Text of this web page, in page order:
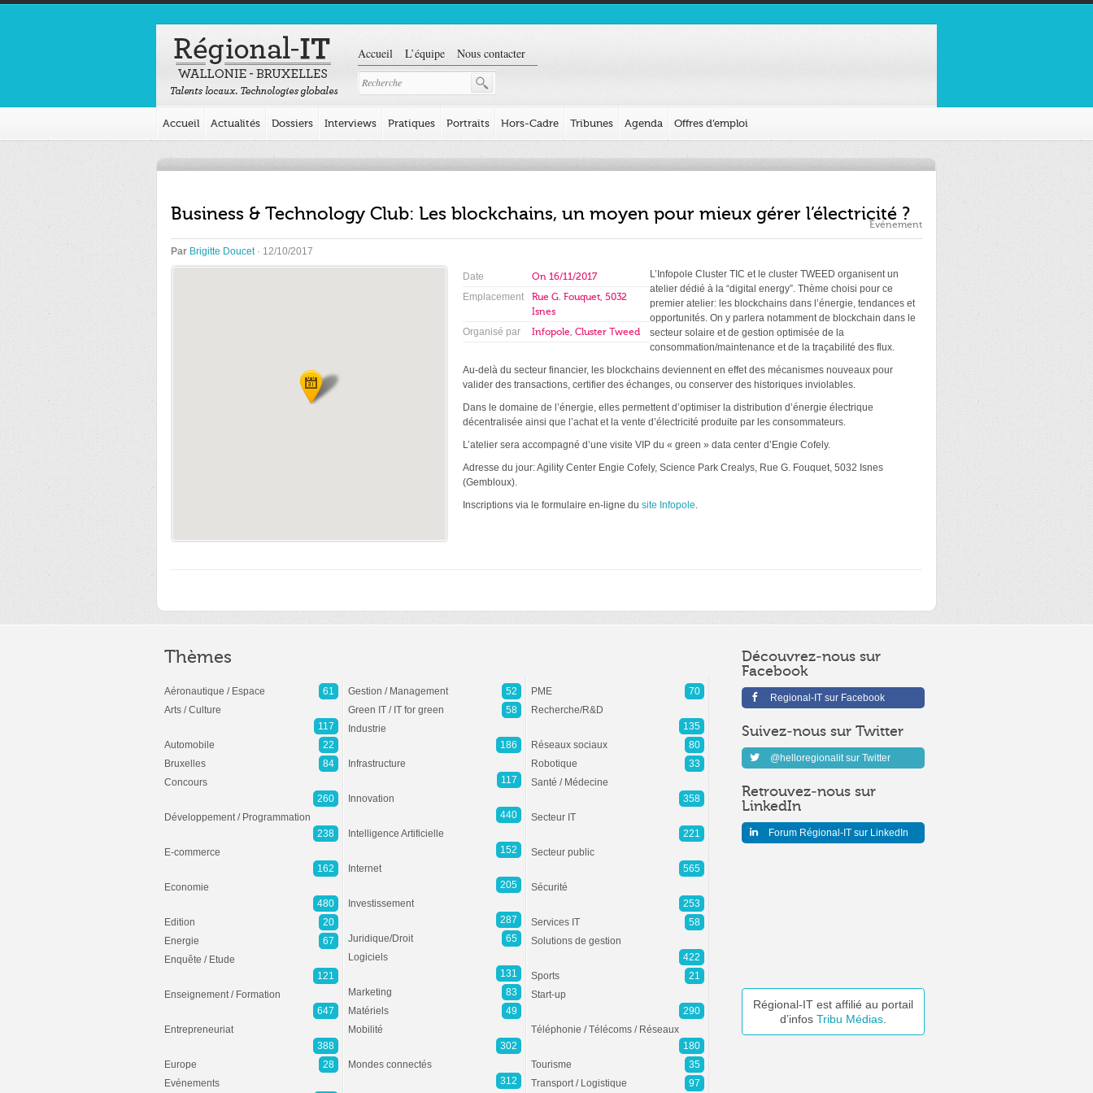
Accueil L’équipe Nous contacter
Accueil Actualités Dossiers Interviews Pratiques Portraits Hors-Cadre Tribunes Agenda Offres d’emploi
Business & Technology Club: Les blockchains, un moyen pour mieux gérer l’électricité ?
Événement
Par Brigitte Doucet· 12/10/2017
Date On 16/11/2017
Emplacement
Rue G. Fouquet, 5032
Isnes
Organisé par
Infopole, Cluster Tweed
L’Infopole Cluster TIC et le cluster TWEED organisent un
atelier dédié à la “digital energy”. Thème choisi pour ce
premier atelier: les blockchains dans l’énergie, tendances et
opportunités. On y parlera notamment de blockchain dans le
secteur solaire et de gestion optimisée de la
consommation/maintenance et de la traçabilité des flux.
Au-delà du secteur financier, les blockchains deviennent en effet des mécanismes nouveaux pour
valider des transactions, certifier des échanges, ou conserver des historiques inviolables.
Dans le domaine de l’énergie, elles permettent d’optimiser la distribution d’énergie électrique
décentralisée ainsi que l’achat et la vente d’électricité produite par les consommateurs.
L’atelier sera accompagné d’une visite VIP du « green » data center d’Engie Cofely.
Adresse du jour: Agility Center Engie Cofely, Science Park Crealys, Rue G. Fouquet, 5032 Isnes
(Gembloux).
Inscriptions via le formulaire en-ligne du site Infopole.
Découvrez-nous sur
Facebook
Regional-IT sur Facebook
Suivez-nous sur Twitter
@helloregionalit sur Twitter
Retrouvez-nous sur
LinkedIn
Forum Régional-IT sur LinkedIn
Régional-IT est affilié au portail
d’infos Tribu Médias
Thèmes
Aéronautique / Espace
61
Arts / Culture
117
Automobile
22
Bruxelles
84
Concours
260
Développement / Programmation
238
E-commerce
162
Economie
480
Edition
20
Energie
67
Enquête / Etude
121
Enseignement / Formation
647
Entrepreneuriat
388
Europe
28
Evénements
Gestion / Management
52
Green IT / IT for green
58
Industrie
186
Infrastructure
117
Innovation
440
Intelligence Artificielle
152
Internet
205
Investissement
287
Juridique/Droit
65
Logiciels
131
Marketing
83
Matériels
49
Mobilité
302
Mondes connectés
312
PME
70
Recherche/R&D
135
Réseaux sociaux
80
Robotique
33
Santé / Médecine
358
Secteur IT
221
Secteur public
565
Sécurité
253
Services IT
58
Solutions de gestion
422
Sports
21
Start-up
290
Téléphonie / Télécoms / Réseaux
180
Tourisme
35
Transport / Logistique
97